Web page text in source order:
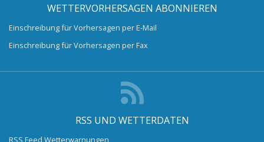
WETTERVORHERSAGEN ABONNIEREN
Einschreibung für Vorhersagen per E-Mail
Einschreibung für Vorhersagen per Fax
RSS UND WETTERDATEN
RSS Feed Wetterwarnungen